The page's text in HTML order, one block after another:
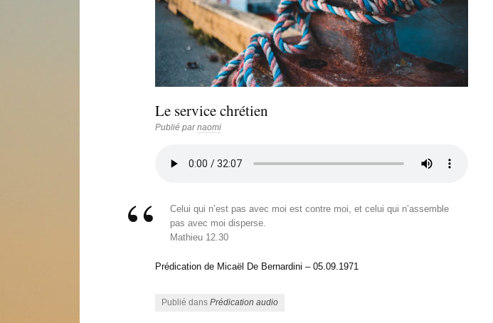
Le service chrétien
Publié parnaomi
Celui qui n’est pas avec moi est contre moi, et celui qui n’assemble
pas avec moi disperse.
Mathieu 12.30
Prédication de Micaël De Bernardini – 05.09.1971
Publié dans Prédication audio